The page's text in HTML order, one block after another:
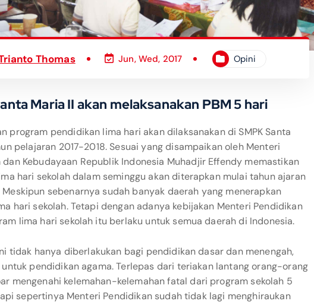
Thomas Jun, Wed, 2017 Opini
Maria II akan melaksanakan PBM 5 hari
program pendidikan lima hari akan dilaksanakan di SMPK Santa
pelajaran 2017-2018. Sesuai yang disampaikan oleh Menteri
dan Kebudayaan Republik Indonesia Muhadjir Effendy memastikan
hari sekolah dalam seminggu akan diterapkan mulai tahun ajaran
Meskipun sebenarnya sudah banyak daerah yang menerapkan
hari sekolah. Tetapi dengan adanya kebijakan Menteri Pendidikan
lima hari sekolah itu berlaku untuk semua daerah di Indonesia.
tidak hanya diberlakukan bagi pendidikan dasar dan menengah,
pendidikan agama. Terlepas dari teriakan lantang orang-orang
mengenahi kelemahan-kelemahan fatal dari program sekolah 5
sepertinya Menteri Pendidikan sudah tidak lagi menghiraukan